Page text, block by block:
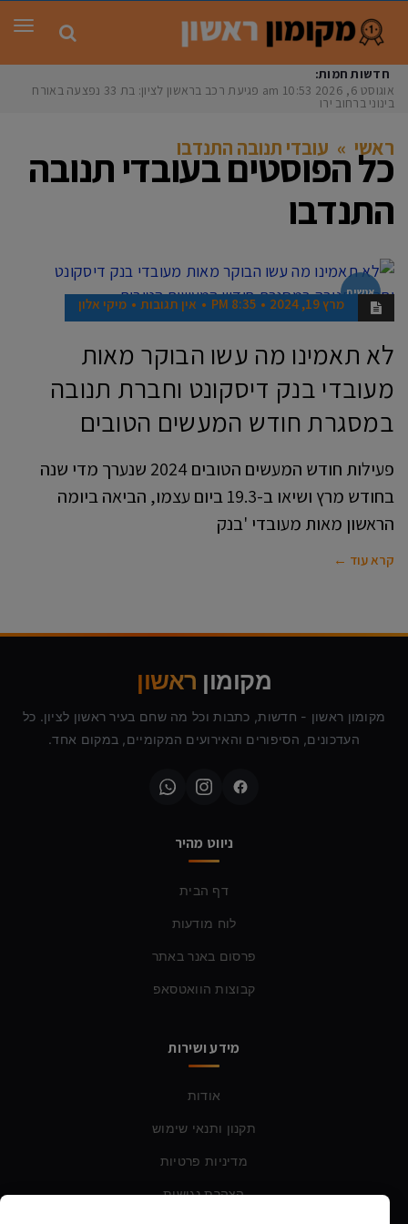
חדשות חמות:
אוגוסט 6, 2026
10:53 am פגיעת רכב בראשון לציון: בת 33 נפצעה באורח
בינוני ברחוב ירושלי
ראשי » עובדי תנובה התנדבו
כל הפוסטים בעובדי תנובה
התנדבו
אנשים
מרץ 19, 2024 8:35 PM אין תגובות מיקי אלון
לא תאמינו מה עשו הבוקר מאות
מעובדי בנק דיסקונט וחברת תנובה
במסגרת חודש המעשים הטובים
פעילות חודש המעשים הטובים 2024 שנערך מדי שנה
בחודש מרץ ושיאו ב-19.3 ביום עצמו, הביאה ביומה
הראשון מאות מעובדי 'בנק
קרא עוד ←
מקומון ראשון
מקומון ראשון - חדשות, כתבות וכל מה שחם בעיר ראשון לציון. כל
העדכונים, הסיפורים והאירועים המקומיים, במקום אחד.
ניווט מהיר
דף הבית
לוח מודעות
פרסום באנר באתר
קבוצות הוואטסאפ
מידע ושירות
אודות
תקנון ותנאי שימוש
מדיניות פרטיות
הצהרת נגישות